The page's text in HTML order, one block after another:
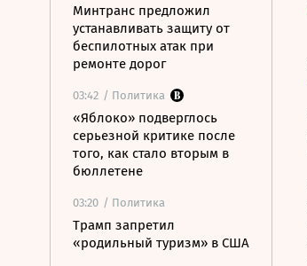
Минтранс предложил
устанавливать защиту от
беспилотных атак при
ремонте дорог
03:42 / Политика
«Яблоко» подверглось
серьезной критике после
того, как стало вторым в
бюллетене
03:20 / Политика
Трамп запретил
«родильный туризм» в США